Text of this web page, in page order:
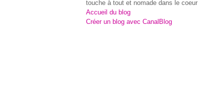
touche à tout et nomade dans le coeur
Accueil du blog
Créer un blog avec CanalBlog